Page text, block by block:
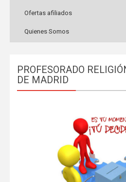
Ofertas afiliados
Quienes Somos
PROFESORADO
DE MADRID